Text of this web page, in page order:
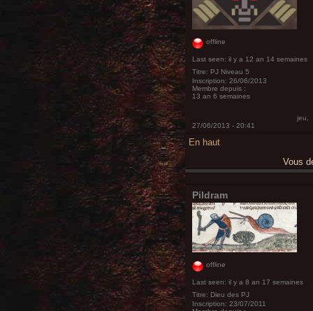
offline
Last seen: il y a 12 an 14 semaines
Titre: PJ Niveau 5
Inscription: 26/06/2013
Membre depuis :
13 an 6 semaines
jeu,
27/06/2013 - 20:41
En haut
Vous
Pildram
offline
Last seen: il y a 8 an 17 semaines
Titre: Dieu des PJ
Inscription: 23/07/2011